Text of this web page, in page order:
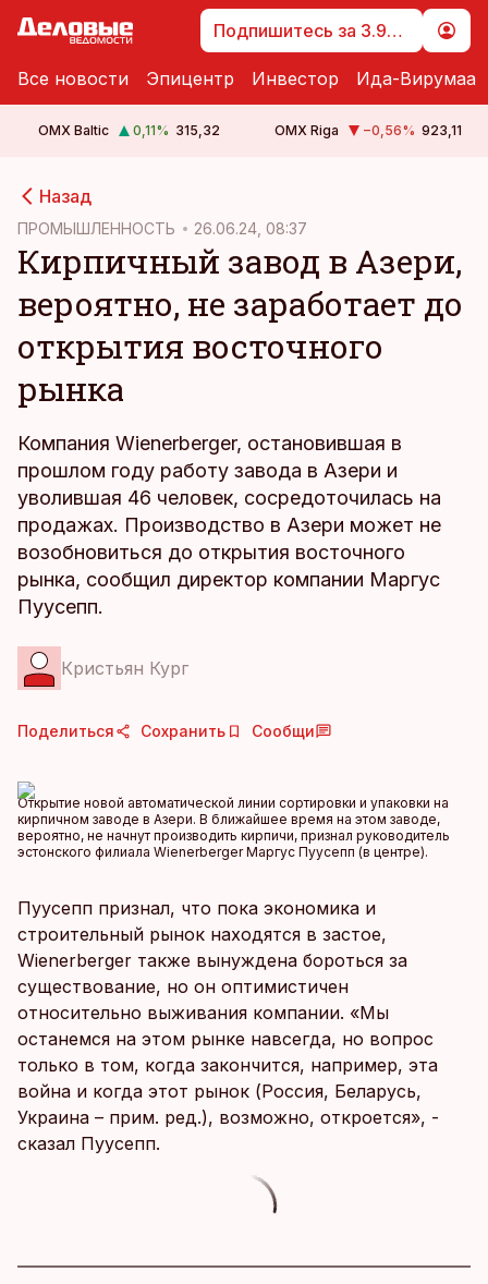
Подпишитесь за 3.99 €
Все новости Эпицентр Инвестор Ида-Вирумаа
OMX Baltic 0,11% 315,32 OMX Riga −0,56% 923,11
Назад
ПРОМЫШЛЕННОСТЬ 26.06.24, 08:37
Кирпичный завод в Азери,
вероятно, не заработает до
открытия восточного
рынка
Компания Wienerberger, остановившая в
прошлом году работу завода в Азери и
уволившая 46 человек, сосредоточилась на
продажах. Производство в Азери может не
возобновиться до открытия восточного
рынка, сообщил директор компании Маргус
Пуусепп.
Кристьян Кург
Поделиться Сохранить Сообщи
Открытие новой автоматической линии сортировки и упаковки на
кирпичном заводе в Азери. В ближайшее время на этом заводе,
вероятно, не начнут производить кирпичи, признал руководитель
эстонского филиала Wienerberger Маргус Пуусепп (в центре).
Пуусепп признал, что пока экономика и
строительный рынок находятся в застое,
Wienerberger также вынуждена бороться за
существование, но он оптимистичен
относительно выживания компании. «Мы
останемся на этом рынке навсегда, но вопрос
только в том, когда закончится, например, эта
война и когда этот рынок (Россия, Беларусь,
Украина – прим. ред.), возможно, откроется», -
сказал Пуусепп.